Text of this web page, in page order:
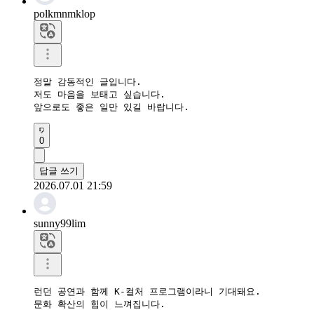
polkmnmklop
정말 감동적인 글입니다.
저도 마음을 보태고 싶습니다.
앞으로도 좋은 일만 있길 바랍니다.
0
답글 쓰기
2026.07.01 21:59
sunny99lim
런던 공연과 함께 K-컬처 프로그램이라니 기대돼요.
문화 확산의 힘이 느껴집니다.